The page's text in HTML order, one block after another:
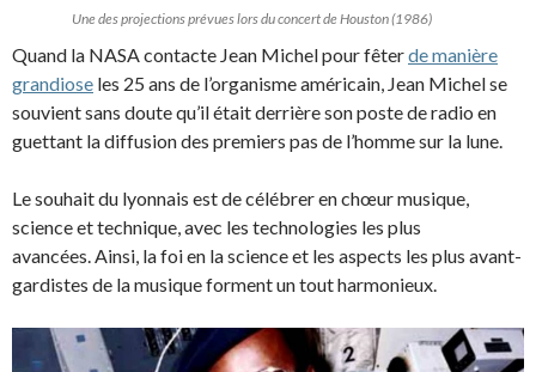
Une des projections prévues lors du concert de Houston (1986)
Quand la NASA contacte Jean Michel pour fêterde manière
grandiose les 25 ans de l’organisme américain, Jean Michel se
souvient sans doute qu’il était derrière son poste de radio en
guettant la diffusion des premiers pas de l’homme sur la lune.
Le souhait du lyonnais est de célébrer en chœur musique,
science et technique, avec les technologies les plus
avancées. Ainsi, la foi en la science et les aspects les plus avant-
gardistes de la musique forment un tout harmonieux.